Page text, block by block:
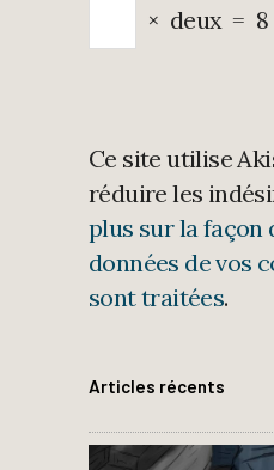
× deux = 8
Ce site utilise
réduire les
plus sur la façon
données de vos
sont traitées.
Articles récents